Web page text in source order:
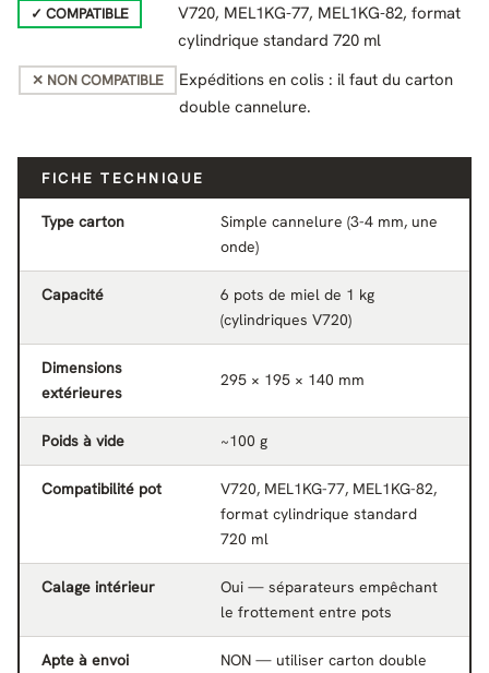
✓ COMPATIBLE
V720, MEL1KG-77, MEL1KG-82, format
cylindrique standard 720 ml
✕ NON COMPATIBLE
Expéditions en colis : il faut du carton
double cannelure.
FICHE TECHNIQUE
Type carton
Simple cannelure (3-4 mm, une
onde)
Capacité
6 pots de miel de 1 kg
(cylindriques V720)
Dimensions
extérieures
295 × 195 × 140 mm
Poids à vide ~100 g
Compatibilité pot
V720, MEL1KG-77, MEL1KG-82,
format cylindrique standard
720 ml
Calage intérieur
Oui — séparateurs empêchant
le frottement entre pots
Apte à envoi NON — utiliser carton double